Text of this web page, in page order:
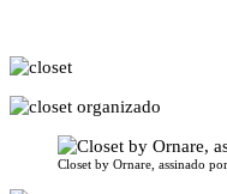
Closet by Ornare, assinado